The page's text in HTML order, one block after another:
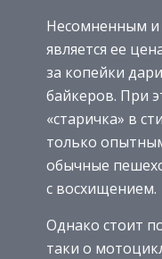
Несомненным и
является ее
за копейки
байкеров. При
«старичка» в
только
обычные
с восхищением.
Однако стоит
таки о